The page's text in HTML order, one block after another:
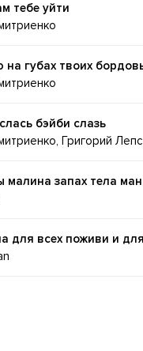
тебе уйти
бэйби слазь
Григорий Лепс